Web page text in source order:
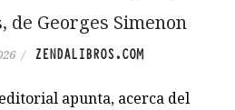
de Georges Simenon
/ ZENDALIBROS.COM
apunta, acerca del